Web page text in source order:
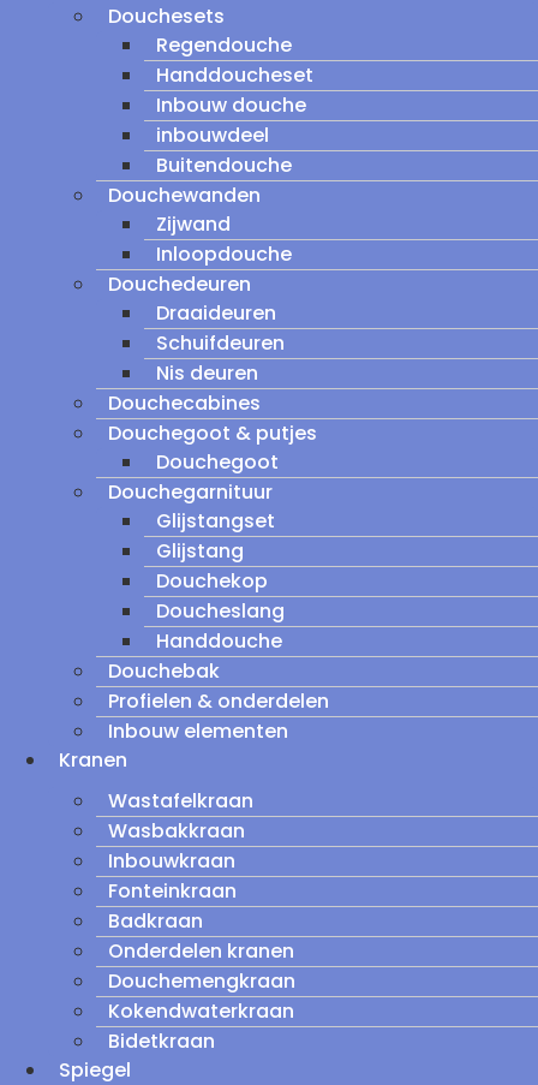
Douchesets
Regendouche
Handdoucheset
Inbouw douche
inbouwdeel
Buitendouche
Douchewanden
Zijwand
Inloopdouche
Douchedeuren
Draaideuren
Schuifdeuren
Nis deuren
Douchecabines
Douchegoot & putjes
Douchegoot
Douchegarnituur
Glijstangset
Glijstang
Douchekop
Doucheslang
Handdouche
Douchebak
Profielen & onderdelen
Inbouw elementen
Kranen
Wastafelkraan
Wasbakkraan
Inbouwkraan
Fonteinkraan
Badkraan
Onderdelen kranen
Douchemengkraan
Kokendwaterkraan
Bidetkraan
Spiegel